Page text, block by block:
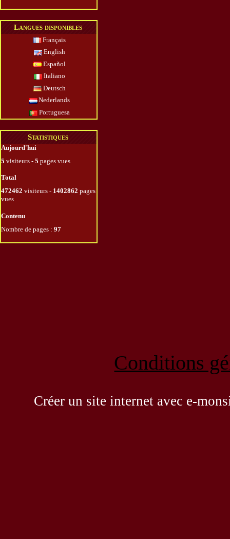
Langues disponibles
Français
English
Español
Italiano
Deutsch
Nederlands
Portuguesa
Statistiques
Aujourd'hui
5 visiteurs - 5 pages vues
Total
472462 visiteurs - 1402862 pages
vues
Contenu
Nombre de pages : 97
Conditions
Créer un site internet avec e-